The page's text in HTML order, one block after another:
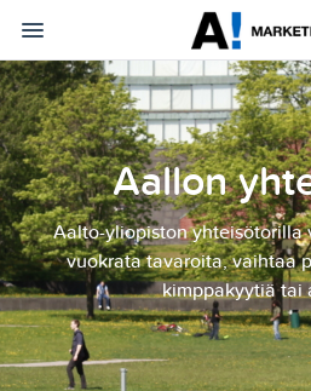
Aallon
Aalto-yliopiston yhteisötorilla
vuokrata tavaroita, vaihtaa
kimppakyytiä tai